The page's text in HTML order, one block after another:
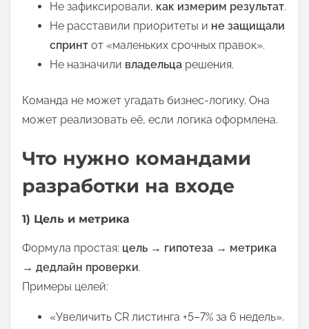
Не зафиксировали, как измерим результат.
Не расставили приоритеты и не защищали
спринт от «маленьких срочных правок».
Не назначили владельца решения.
Команда не может угадать бизнес-логику. Она
может реализовать её, если логика оформлена.
Что нужно командами
разработки на входе
1) Цель и метрика
Формула простая: цель → гипотеза → метрика
→ дедлайн проверки.
Примеры целей:
«Увеличить CR листинга +5–7% за 6 недель».